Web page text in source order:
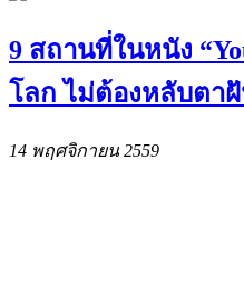
9 สถานที่ในหนัง
โลก ไม่ต้องหลับตา
14 พฤศจิกายน 2559